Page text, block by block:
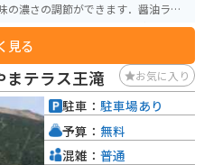
の濃さの調節ができます．醤油ラー
食べられると思います．公式サイト
をやっているので，リアルタイムに
見る
まテラス王滝 お気に入り
駐車： 駐車場あり
予算： 無料
混雑： 普通